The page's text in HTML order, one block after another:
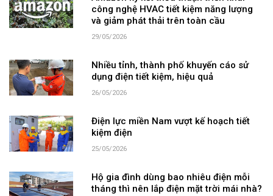
công nghệ HVAC tiết kiệm năng lượng
và giảm phát thải trên toàn cầu
29/05/2026
Nhiều tỉnh, thành phố khuyến cáo sử
dụng điện tiết kiệm, hiệu quả
26/05/2026
Điện lực miền Nam vượt kế hoạch tiết
kiệm điện
25/05/2026
Hộ gia đình dùng bao nhiêu điện mỗi
tháng thì nên lắp điện mặt trời mái nhà?